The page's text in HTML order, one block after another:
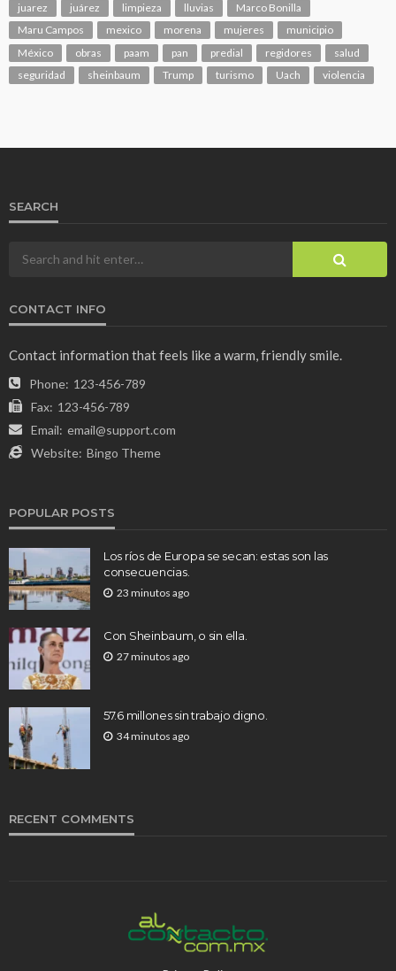
juarez
juárez limpieza lluvias
Marco Bonilla
Maru Campos
mexico morena mujeres
municipio
México
obras paam pan predial regidores
salud
seguridad
sheinbaum Trump turismo Uach violencia
SEARCH
CONTACT INFO
Contact information that feels like a warm, friendly smile.
Phone: 123-456-789
Fax: 123-456-789
Email: email@support.com
Website: Bingo Theme
POPULAR POSTS
Los ríos de Europa se secan: estas son las
consecuencias.
23 minutos ago
Con Sheinbaum, o sin ella.
27 minutos ago
57.6 millones sin trabajo digno.
34 minutos ago
RECENT COMMENTS